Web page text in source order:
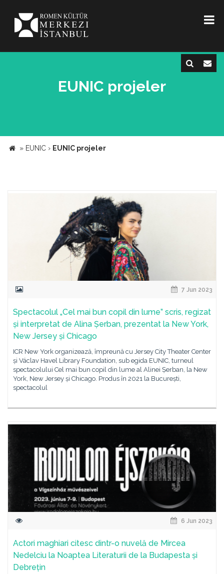
EUNIC projeler
» EUNIC › EUNIC projeler
7 Jun 2023
Spectacolul „Cel mai bun copil din lume” scris, regizat
și interpretat de Alina Șerban, prezentat la New York,
New Jersey și Chicago
ICR New York organizează, împreună cu Jersey City Theater Center
și Václav Havel Library Foundation, sub egida EUNIC, turneul
spectacolului Cel mai bun copil din lume al Alinei Șerban, la New
York, New Jersey și Chicago. Produs în 2021 la București,
spectacolul
6 Jun 2023
Actori maghiari citesc dintr-o nuvelă de Mircea
Nedelciu la Noaptea Literaturii de la Budapesta și
Debrețin